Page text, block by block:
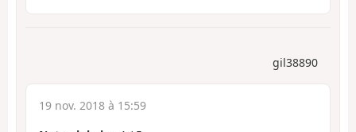
gil38890
19 nov. 2018 à 15:59